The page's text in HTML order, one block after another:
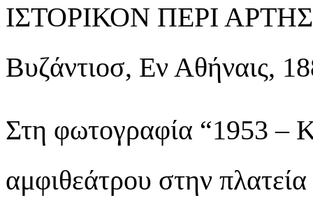
ΙΣΤΟΡΙΚΟΝ ΠΕΡΙ
Βυζάντιοσ, Εν Αθήναις,
Στη φωτογραφία “1953 –
αμφιθεάτρου στην